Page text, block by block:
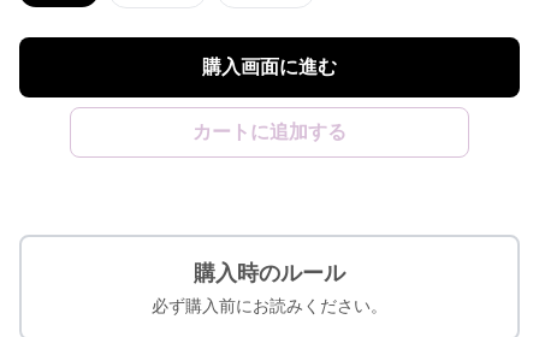
購入画面に進む
カートに追加する
購入時のルール
必ず購入前にお読みください。